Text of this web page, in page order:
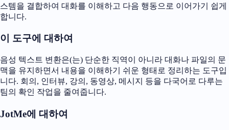
스템을 결합하여 대화를 이해하고 다음 행동으로 이어가기 쉽게
합니다.
이 도구에 대하여
음성 텍스트 변환은(는) 단순한 직역이 아니라 대화나 파일의 문
맥을 유지하면서 내용을 이해하기 쉬운 형태로 정리하는 도구입
니다. 회의, 인터뷰, 강의, 동영상, 메시지 등을 다국어로 다루는
팀의 확인 작업을 줄여줍니다.
JotMe에 대하여